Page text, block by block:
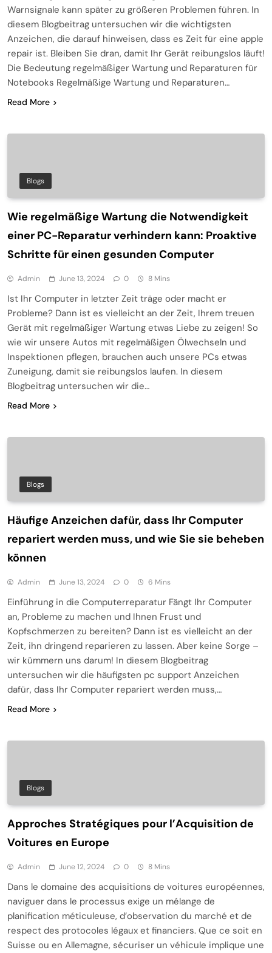
Warnsignale kann später zu größeren Problemen führen. In
diesem Blogbeitrag untersuchen wir die wichtigsten
Anzeichen, die darauf hinweisen, dass es Zeit für eine apple
repair ist. Bleiben Sie dran, damit Ihr Gerät reibungslos läuft!
Die Bedeutung regelmäßiger Wartung und Reparaturen für
Notebooks Regelmäßige Wartung und Reparaturen…
Read More
Blogs
Wie regelmäßige Wartung die Notwendigkeit
einer PC-Reparatur verhindern kann: Proaktive
Schritte für einen gesunden Computer
Admin June 13, 2024 0 8 Mins
Ist Ihr Computer in letzter Zeit träge oder macht er
Probleme? Dann ist es vielleicht an der Zeit, Ihrem treuen
Gerät mit regelmäßiger Wartung etwas Liebe zu zeigen! So
wie wir unsere Autos mit regelmäßigen Ölwechseln und
Inspektionen pflegen, brauchen auch unsere PCs etwas
Zuneigung, damit sie reibungslos laufen. In diesem
Blogbeitrag untersuchen wir die…
Read More
Blogs
Häufige Anzeichen dafür, dass Ihr Computer
repariert werden muss, und wie Sie sie beheben
können
Admin June 13, 2024 0 6 Mins
Einführung in die Computerreparatur Fängt Ihr Computer
an, Probleme zu machen und Ihnen Frust und
Kopfschmerzen zu bereiten? Dann ist es vielleicht an der
Zeit, ihn dringend reparieren zu lassen. Aber keine Sorge –
wir kümmern uns darum! In diesem Blogbeitrag
untersuchen wir die häufigsten pc support Anzeichen
dafür, dass Ihr Computer repariert werden muss,…
Read More
Blogs
Approches Stratégiques pour l’Acquisition de
Voitures en Europe
Admin June 12, 2024 0 8 Mins
Dans le domaine des acquisitions de voitures européennes,
naviguer dans le processus exige un mélange de
planification méticuleuse, d’observation du marché et de
respect des protocoles légaux et financiers. Que ce soit en
Suisse ou en Allemagne, sécuriser un véhicule implique une